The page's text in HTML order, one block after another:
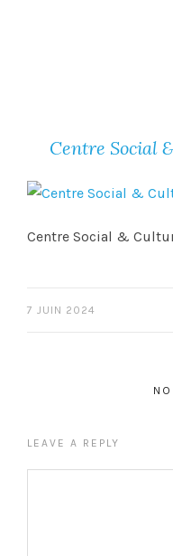
Centre Social
Centre Social &
7 JUIN 2024
LEAVE A REPLY